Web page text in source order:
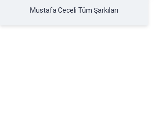
Mustafa Ceceli Tüm Şarkıları